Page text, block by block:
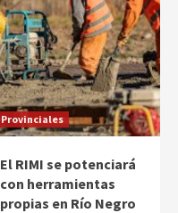
Provinciales
El RIMI se potenciará
con herramientas
propias en Río Negro